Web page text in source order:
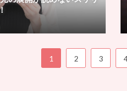
1 2 3